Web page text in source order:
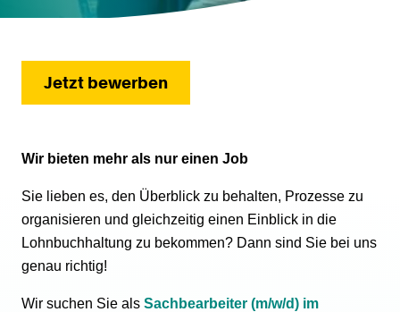
Jetzt bewerben
Wir bieten mehr als nur einen Job
Sie lieben es, den Überblick zu behalten, Prozesse zu
organisieren und gleichzeitig einen Einblick in die
Lohnbuchhaltung zu bekommen? Dann sind Sie bei uns
genau richtig!
Wir suchen Sie als Sachbearbeiter (m/w/d) im